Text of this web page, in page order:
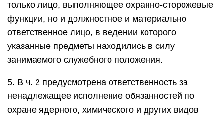
только лицо, выполняющее охранно-сторожевые
функции, но и должностное и материально
ответственное лицо, в ведении которого
указанные предметы находились в силу
занимаемого служебного положения.
5. В ч. 2 предусмотрена ответственность за
ненадлежащее исполнение обязанностей по
охране ядерного, химического и других видов